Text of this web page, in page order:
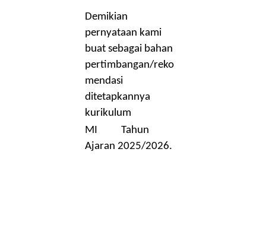
Demikian
pernyataan kami
buat sebagai bahan
pertimbangan/reko
mendasi
ditetapkannya
kurikulum
MI
Tahun
Ajaran 2025/2026.